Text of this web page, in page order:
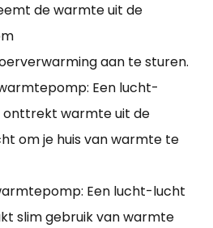
de warmte uit de
aan te sturen.
Een lucht-
warmte uit de
om je huis van warmte te
Een lucht-lucht
slim gebruik van warmte